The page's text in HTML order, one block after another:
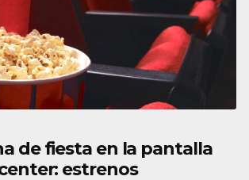
de fiesta en la pantalla
estrenos